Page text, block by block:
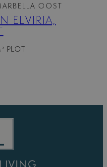
OOST
ELVIRIA,
PLOT